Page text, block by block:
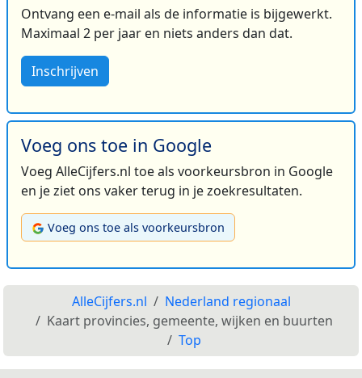
Ontvang een e-mail als de informatie is bijgewerkt.
Maximaal 2 per jaar en niets anders dan dat.
Inschrijven
Voeg ons toe in Google
Voeg AlleCijfers.nl toe als voorkeursbron in Google
en je ziet ons vaker terug in je zoekresultaten.
Voeg ons toe als voorkeursbron
AlleCijfers.nl
Nederland regionaal
Kaart provincies, gemeente, wijken en buurten
Top